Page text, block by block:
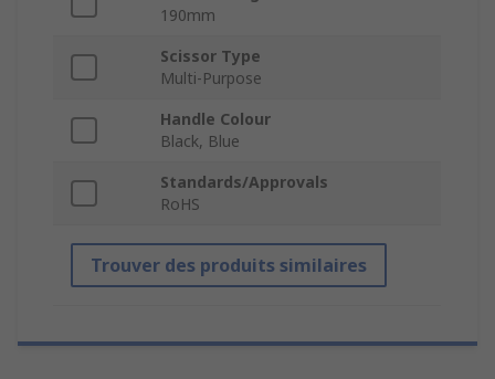
190mm
Scissor Type
Multi-Purpose
Handle Colour
Black, Blue
Standards/Approvals
RoHS
Trouver des produits similaires